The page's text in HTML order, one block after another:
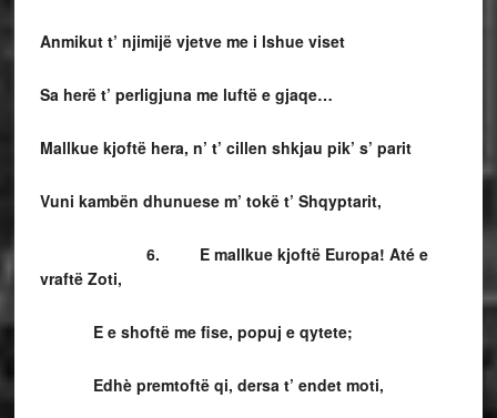
Anmikut t’ njimijë vjetve me i lshue viset
Sa herë t’ perligjuna me luftë e gjaqe…
Mallkue kjoftë hera, n’ t’ cillen shkjau pik’ s’ parit
Vuni kambën dhunuese m’ tokë t’ Shqyptarit,
6. E mallkue kjoftë Europa! Até e
vraftë Zoti,
E e shoftë me fise, popuj e qytete;
Edhè premtoftë qi, dersa t’ endet moti,